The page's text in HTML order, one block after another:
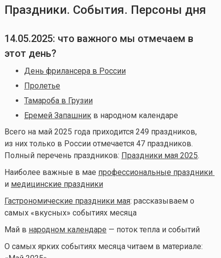
Праздники. События. Персоны дня
14.05.2025: что важного мы отмечаем в
этот день?
День фрилансера в России
Пролетье
Тамароба в Грузии
Еремей Запашникв народном календаре
Всего на май 2025 года приходится 249 праздников,
из них только в России отмечается 47 праздников.
Полный перечень праздников: Праздники мая 2025.
Наиболее важные в мае профессиональные праздники
и медицинские праздники
Гастрономические праздники мая: рассказываем о
самых «вкусных» событиях месяца
Май в народном календаре — поток тепла и событий
О самых ярких событиях месяца читаем в материале: